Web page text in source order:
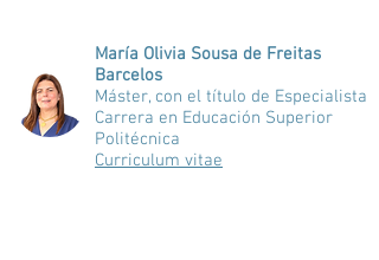
María Olivia Sousa de Freitas
Barcelos
Máster, con el título de Especialista
Carrera en Educación Superior
Politécnica
Curriculum vitae